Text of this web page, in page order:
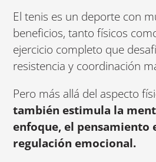
El tenis es un deporte con
beneficios, tanto físicos
ejercicio completo que
resistencia y coordinación
Pero más allá del aspecto
también estimula la
enfoque, el pensamiento
regulación emocional.